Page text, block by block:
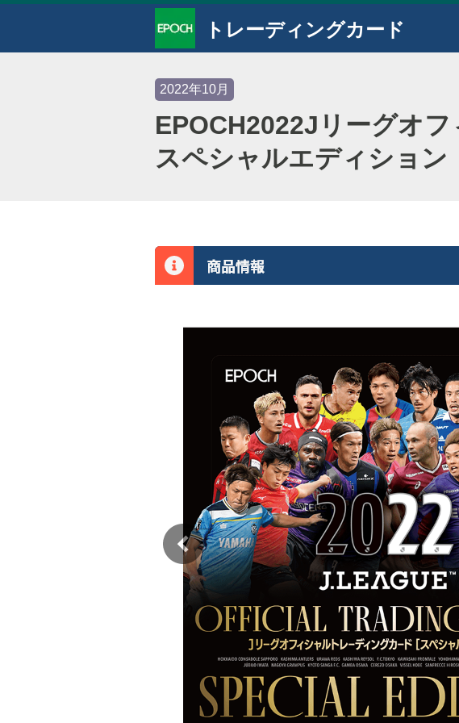
トレーディングカード
2022年10月
EPOCH2022Jリーグオ
スペシャルエディション